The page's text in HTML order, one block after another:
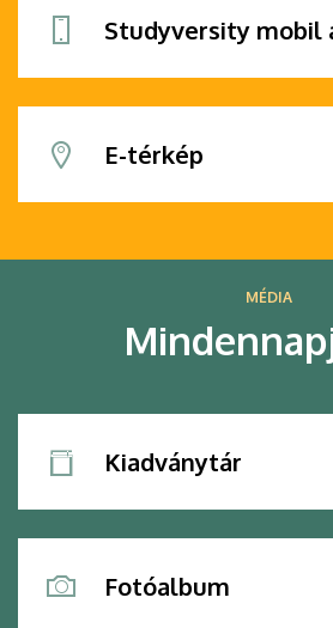
Studyversity mobil
E-térkép
MÉDIA
Kiadványtár
Fotóalbum